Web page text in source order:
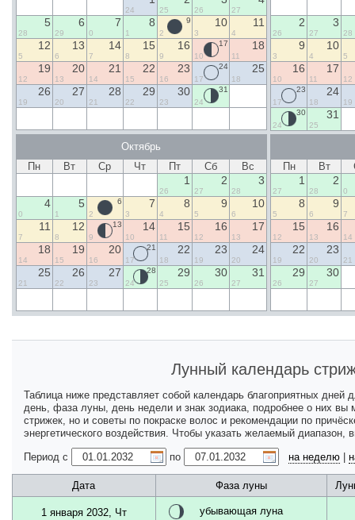
24 25 26 27
5
28
6
29
7
0
8
1
9
2
10
3
11
4
12
5
13
6
14
7
15
8
16
9
17
10
18
11
19
12
20
13
21
14
22
15
23
16
24
17
25
18
26
19
27
20
28
21
29
22
30
23
31
24
2
26
3
27 28
9
3
10
4 5
16
10
17
11
12
23
17
24
18
19
30
24
31
25
Октябрь
Пн
Вт Ср Чт Пт Сб Вс
1
26
2
27
3
28
4
0
5
1
6
2
7
3
8
4
9
5
10
6
11
7
12
8
13
9
14
10
15
11
16
12
17
13
18
14
19
15
20
16
21
17
22
18
23
19
24
20
25
21
26
22
27
23
28
24
29
25
30
26
31
27
Пн Вт
1
27
2
28 0
8
5
9
6 7
15
12
16
13 14
22
19
23
20 21
29
26
30
27
Лунный календарь
Таблица ниже представляет собой календарь благоприятных
день, фаза луны, день недели и знак зодиака, подробнее о них вы
стрижек, но и советы по покраске волос и рекомендации по
энергетического воздействия. Чтобы указать желаемый
Период с
по на неделю
Дата Фаза луны
1 января 2032, Чт убывающая луна